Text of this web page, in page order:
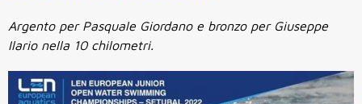
Argento per Pasquale Giordano e bronzo per Giuseppe
Ilario nella 10 chilometri.